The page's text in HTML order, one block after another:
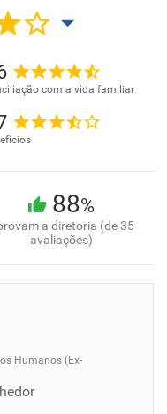
com a vida familiar
88%
a diretoria (de 35
avaliações)
Humanos (Ex-